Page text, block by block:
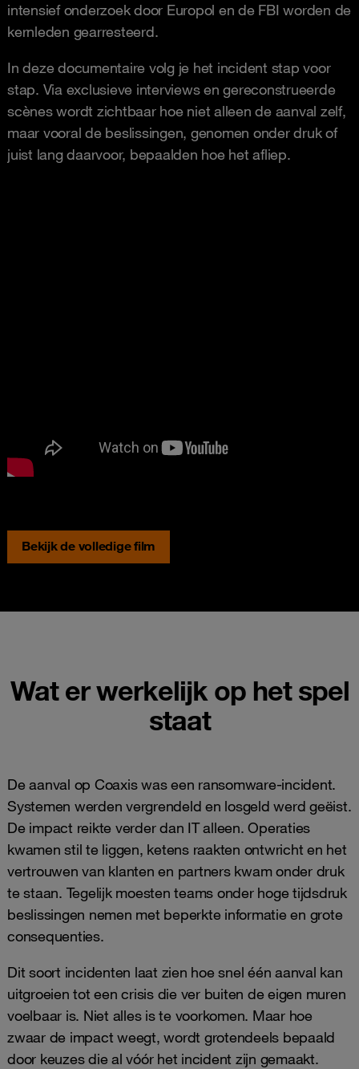
intensief onderzoek door Europol en de FBI worden de
kernleden gearresteerd.
In deze documentaire volg je het incident stap voor
stap. Via exclusieve interviews en gereconstrueerde
scènes wordt zichtbaar hoe niet alleen de aanval zelf,
maar vooral de beslissingen, genomen onder druk of
juist lang daarvoor, bepaalden hoe het afliep.
Bekijk de volledige film
Wat er werkelijk op het spel
staat
De aanval op Coaxis was een ransomware‑incident.
Systemen werden vergrendeld en losgeld werd geëist.
De impact reikte verder dan IT alleen. Operaties
kwamen stil te liggen, ketens raakten ontwricht en het
vertrouwen van klanten en partners kwam onder druk
te staan. Tegelijk moesten teams onder hoge tijdsdruk
beslissingen nemen met beperkte informatie en grote
consequenties.
Dit soort incidenten laat zien hoe snel één aanval kan
uitgroeien tot een crisis die ver buiten de eigen muren
voelbaar is. Niet alles is te voorkomen. Maar hoe
zwaar de impact weegt, wordt grotendeels bepaald
door keuzes die al vóór het incident zijn gemaakt.